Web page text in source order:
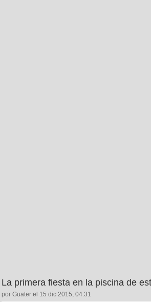
La primera fiesta en la piscina de
por Guater el 15 dic 2015, 04:31